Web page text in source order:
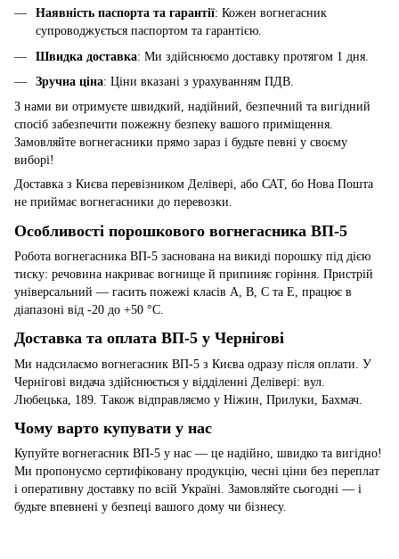
Наявність паспорта та гарантії: Кожен вогнегасник
супроводжується паспортом та гарантією.
Швидка доставка: Ми здійснюємо доставку протягом 1 дня.
Зручна ціна: Ціни вказані з урахуванням ПДВ.
З нами ви отримуєте швидкий, надійний, безпечний та вигідний
спосіб забезпечити пожежну безпеку вашого приміщення.
Замовляйте вогнегасники прямо зараз і будьте певні у своєму
виборі!
Доставка з Києва перевізником Делівері, або САТ, бо Нова Пошта
не приймає вогнегасники до перевозки.
Особливості порошкового вогнегасника ВП-5
Робота вогнегасника ВП-5 заснована на викиді порошку під дією
тиску: речовина накриває вогнище й припиняє горіння. Пристрій
універсальний — гасить пожежі класів A, B, C та E, працює в
діапазоні від -20 до +50 °C.
Доставка та оплата ВП-5 у Чернігові
Ми надсилаємо вогнегасник ВП-5 з Києва одразу після оплати. У
Чернігові видача здійснюється у відділенні Делівері: вул.
Любецька, 189. Також відправляємо у Ніжин, Прилуки, Бахмач.
Чому варто купувати у нас
Купуйте вогнегасник ВП-5 у нас — це надійно, швидко та вигідно!
Ми пропонуємо сертифіковану продукцію, чесні ціни без переплат
і оперативну доставку по всій Україні. Замовляйте сьогодні — і
будьте впевнені у безпеці вашого дому чи бізнесу.